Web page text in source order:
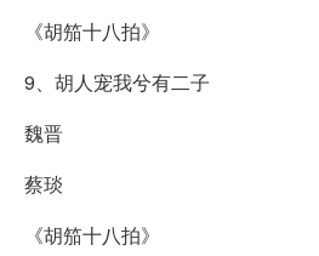
《胡笳十八拍》
9、胡人宠我兮有二子
魏晋
蔡琰
《胡笳十八拍》